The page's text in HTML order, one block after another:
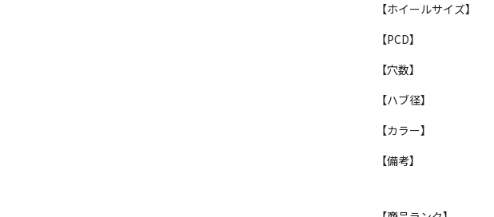
【ホイールサイズ】
【PCD】
【穴数】
【ハブ径】
【カラー】
【備考】